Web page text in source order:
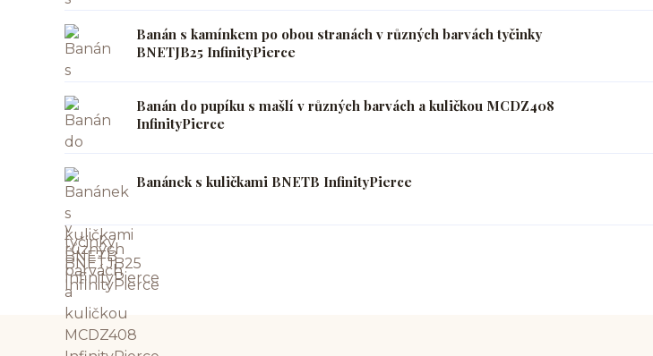
Banán s kamínkem po obou stranách v různých barvách tyčinky
BNETJB25 InfinityPierce
Banán do pupíku s mašlí v různých barvách a kuličkou MCDZ408
InfinityPierce
Banánek s kuličkami BNETB InfinityPierce